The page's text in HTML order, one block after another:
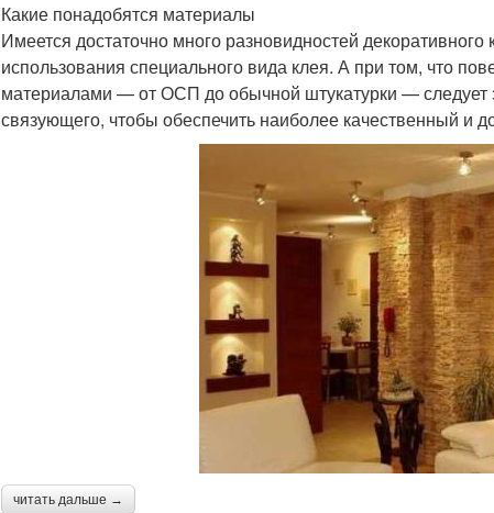
Какие понадобятся материалы
Имеется достаточно много разновидностей
использования специального вида клея. А при том, что
материалами — от ОСП до обычной штукатурки — следует
связующего, чтобы обеспечить наиболее качественный и
читать дальше →